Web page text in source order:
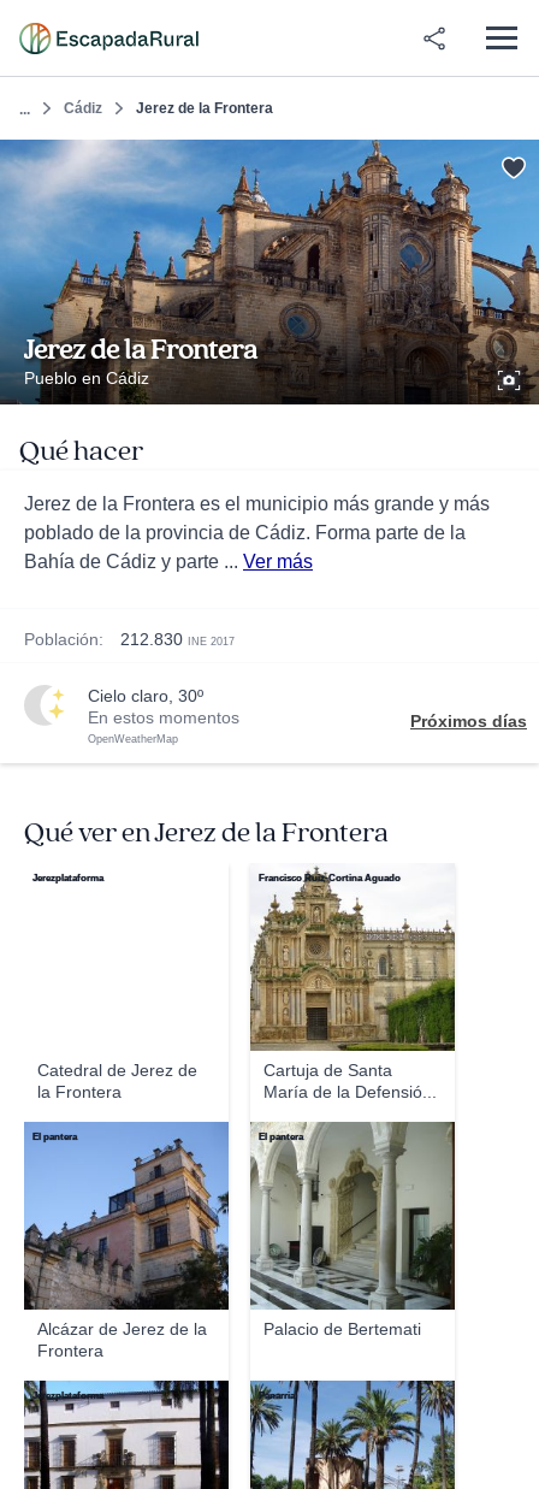
... Cádiz Jerez de la Frontera
Jerez de la Frontera
Pueblo en Cádiz
Qué hacer
Jerez de la Frontera es el municipio más grande y más
poblado de la provincia de Cádiz. Forma parte de la
Bahía de Cádiz y parte ... Ver más
Población: 212.830 INE 2017
cielo claro, 30º
En estos momentos
OpenWeatherMap
Próximos días
Qué ver en Jerez de la Frontera
Catedral de Jerez de
la Frontera
Jerezplataforma
Cartuja de Santa
María de la Defensió...
Francisco Ruiz-Cortina Aguado
Alcázar de Jerez de la
Frontera
El pantera
Palacio de Bertemati
El pantera
Jerezplataforma Panarria